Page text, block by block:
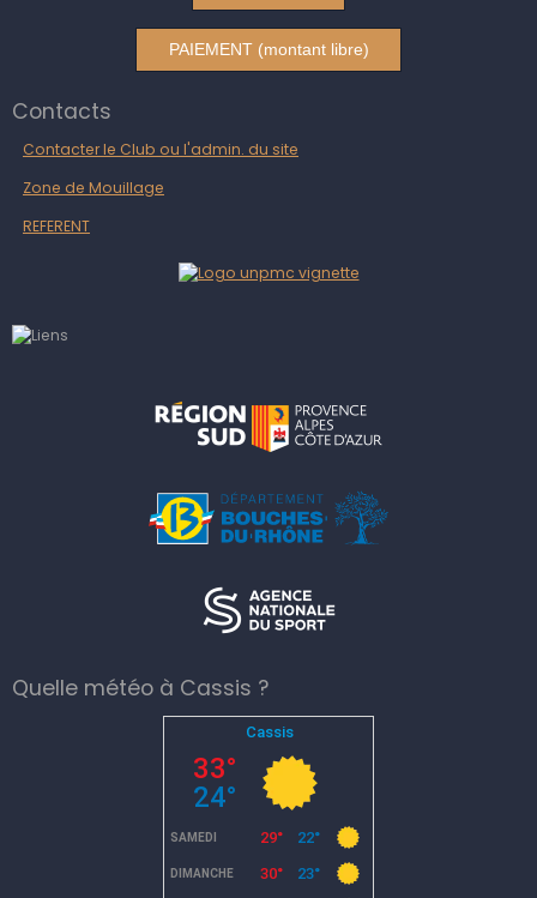
PAIEMENT (montant libre)
Contacts
Contacter le Club ou l'admin. du site
Zone de Mouillage
REFERENT
Quelle météo à Cassis ?